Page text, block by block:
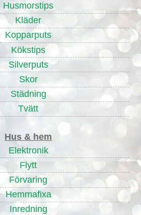
Husmorstips
Kläder
Kopparputs
Kökstips
Silverputs
Skor
Städning
Tvätt
Hus & hem
Elektronik
Flytt
Förvaring
Hemmafixa
Inredning